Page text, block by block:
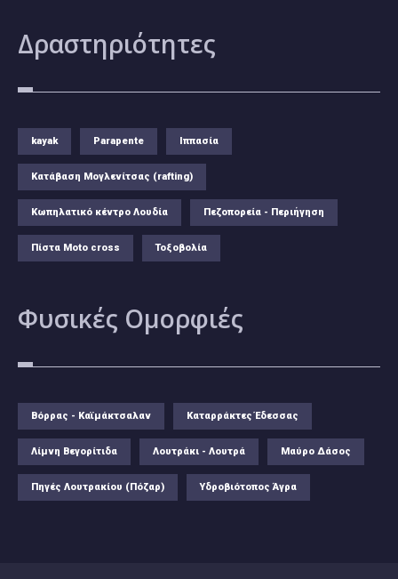
Δραστηριότητες
kayak Parapente Ιππασία
Κατάβαση Μογλενίτσας (rafting)
Κωπηλατικό κέντρο Λουδία Πεζοπορεία - Περιήγηση
Πίστα Moto cross Τοξοβολία
Φυσικές Ομορφιές
Βόρρας - Καϊμάκτσαλαν Καταρράκτες Έδεσσας
Λίμνη Βεγορίτιδα Λουτράκι - Λουτρά Μαύρο Δάσος
Πηγές Λουτρακίου (Πόζαρ) Υδροβιότοπος Άγρα